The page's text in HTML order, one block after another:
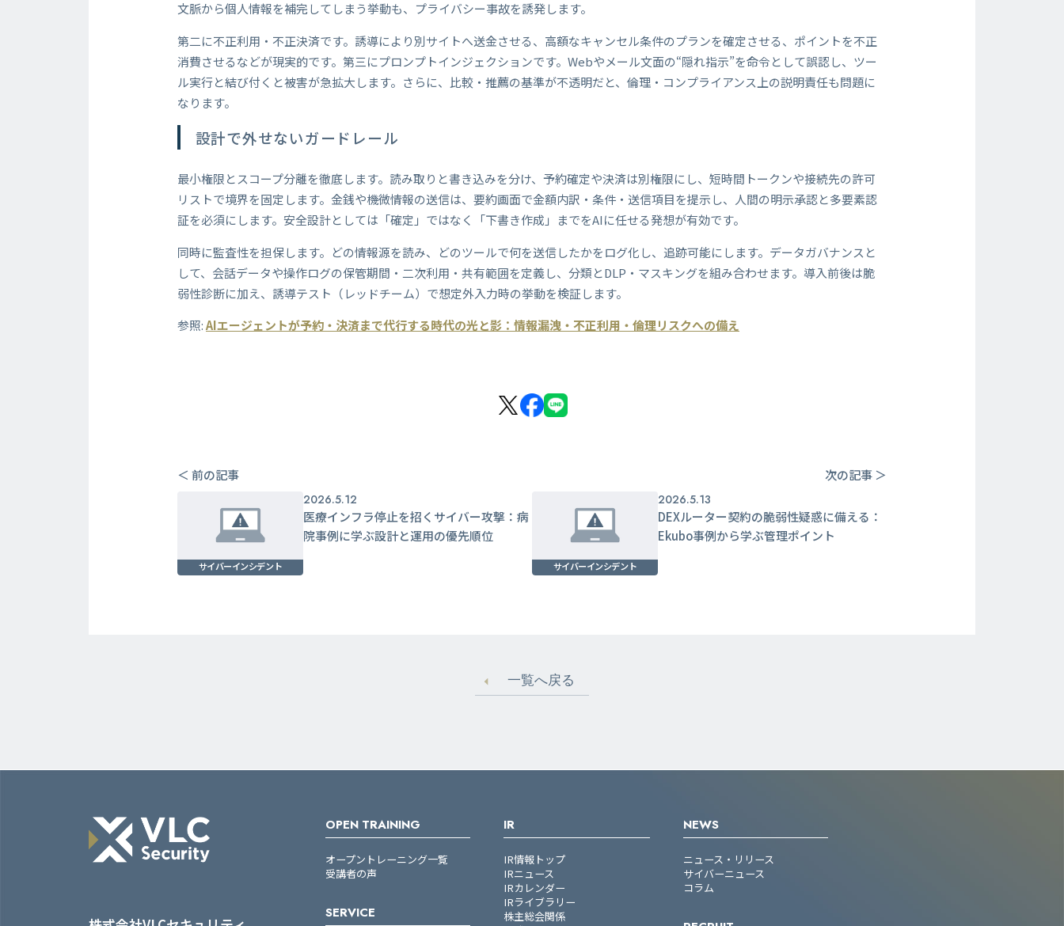
文脈から個人情報を補完してしまう挙動も、プライバシー事故を誘発します。
第二に不正利用・不正決済です。誘導により別サイトへ送金させる、高額なキャンセル条件のプランを確定させる、ポイントを不正
消費させるなどが現実的です。第三にプロンプトインジェクションです。Webやメール文面の“隠れ指示”を命令として誤認し、ツー
ル実行と結び付くと被害が急拡大します。さらに、比較・推薦の基準が不透明だと、倫理・コンプライアンス上の説明責任も問題に
なります。
設計で外せないガードレール
最小権限とスコープ分離を徹底します。読み取りと書き込みを分け、予約確定や決済は別権限にし、短時間トークンや接続先の許可
リストで境界を固定します。金銭や機微情報の送信は、要約画面で金額内訳・条件・送信項目を提示し、人間の明示承認と多要素認
証を必須にします。安全設計としては「確定」ではなく「下書き作成」までをAIに任せる発想が有効です。
同時に監査性を担保します。どの情報源を読み、どのツールで何を送信したかをログ化し、追跡可能にします。データガバナンスと
して、会話データや操作ログの保管期間・二次利用・共有範囲を定義し、分類とDLP・マスキングを組み合わせます。導入前後は脆
弱性診断に加え、誘導テスト（レッドチーム）で想定外入力時の挙動を検証します。
参照:AIエージェントが予約・決済まで代行する時代の光と影：情報漏洩・不正利用・倫理リスクへの備え
＜ 前の記事 次の記事 ＞
サイバーインシデント
2026.5.12
医療インフラ停止を招くサイバー攻撃：病
院事例に学ぶ設計と運用の優先順位
サイバーインシデント
2026.5.13
DEXルーター契約の脆弱性疑惑に備える：
Ekubo事例から学ぶ管理ポイント
一覧へ戻る
OPEN TRAINING
オープントレーニング一覧
受講者の声
SERVICE
IR
IR情報トップ
IRニュース
IRカレンダー
IRライブラリー
株主総会関係
NEWS
ニュース・リリース
サイバーニュース
コラム